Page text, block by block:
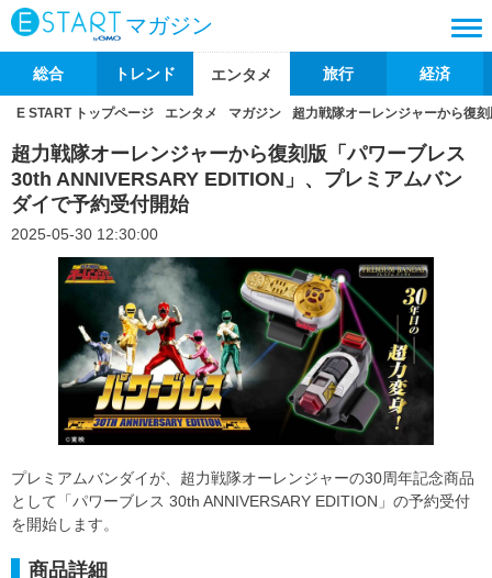
マガジン
総合 トレンド エンタメ 旅行 経済
E START トップページ エンタメ マガジン 超力戦隊オーレンジャーから復
超力戦隊オーレンジャーから復刻版「パワーブレス
30th ANNIVERSARY EDITION」、プレミアムバン
ダイで予約受付開始
2025-05-30 12:30:00
プレミアムバンダイが、超力戦隊オーレンジャーの30周年記念商品
として「パワーブレス 30th ANNIVERSARY EDITION」の予約受付
を開始します。
商品詳細